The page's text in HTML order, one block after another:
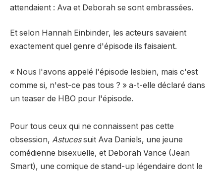
attendaient : Ava et Deborah se sont embrassées.
Et selon Hannah Einbinder, les acteurs savaient
exactement quel genre d'épisode ils faisaient.
« Nous l'avons appelé l'épisode lesbien, mais c'est
comme si, n'est-ce pas tous ? » a-t-elle déclaré dans
un teaser de HBO pour l'épisode.
Pour tous ceux qui ne connaissent pas cette
obsession, Astucessuit Ava Daniels, une jeune
comédienne bisexuelle, et Deborah Vance (Jean
Smart), une comique de stand-up légendaire dont le